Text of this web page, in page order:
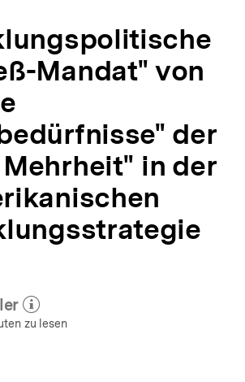
Mandat" von
der
in der
zum Autor)
öffnen
zu lesen